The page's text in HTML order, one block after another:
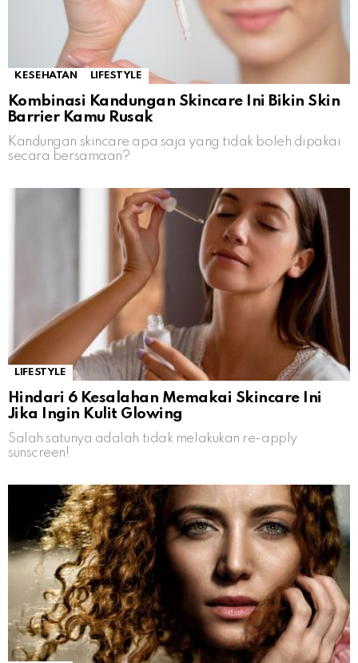
KESEHATAN LIFESTYLE
Kombinasi Kandungan Skincare Ini Bikin Skin
Barrier Kamu Rusak
Kandungan skincare apa saja yang tidak boleh dipakai
secara bersamaan?
LIFESTYLE
Hindari 6 Kesalahan Memakai Skincare Ini
Jika Ingin Kulit Glowing
Salah satunya adalah tidak melakukan re-apply
sunscreen!